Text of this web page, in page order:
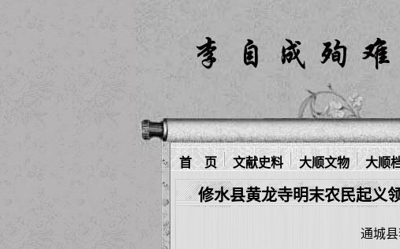
首 页 文献史料 大顺文物 大顺
修水县黄龙寺明末农民起义
通城